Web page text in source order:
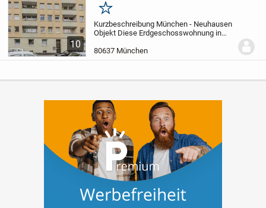
10
Merken
Kurzbeschreibung München - Neuhausen
Objekt Diese Erdgeschosswohnung in
Balkon) bietet eine Wohnfläche von ca. 50
m² und ist aktuell vermietet. Das Objekt
80637 München